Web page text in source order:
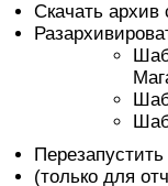
Скачать
(только для